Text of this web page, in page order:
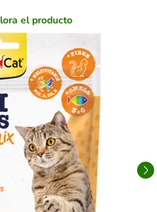
el producto